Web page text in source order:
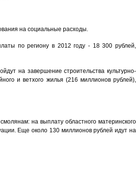
на социальные расходы.
по региону в 2012 году - 18 300 рублей,
на завершение строительства культурно-
и ветхого жилья (216 миллионов рублей),
на выплату областного материнского
Еще около 130 миллионов рублей идут на